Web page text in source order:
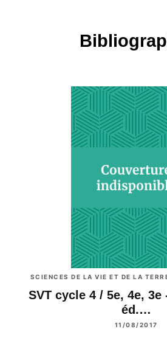
SCIENCES DE LA VIE ET DE LA
SVT cycle 4 / 5e, 4e,
éd.…
11/08/2017